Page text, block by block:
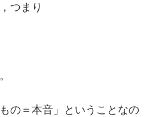
つまり
の＝本音」ということなの